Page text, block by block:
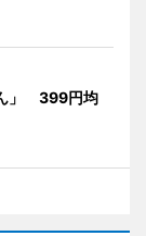
」 399円均